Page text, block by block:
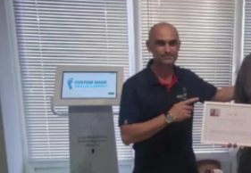
Traumatismes Sportifs Pan's est un
physiothérapeutique intégré spécialisé
traumatismes sportifs (blessures
tissus mous, blessures osseuses et
rééducation des patients
chirurgicale et la récupération des
l'exercice.